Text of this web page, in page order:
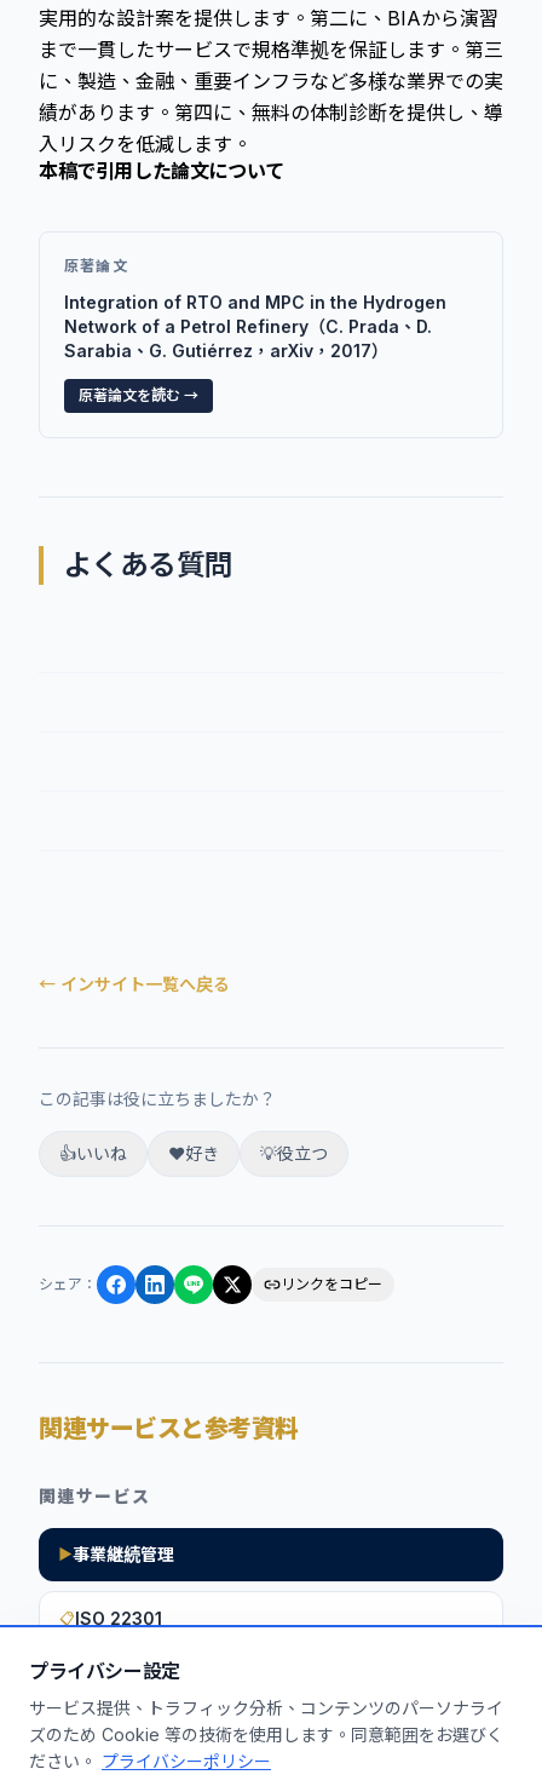
プライバシー設定
サービス提供、トラフィック分析、コンテンツのパーソナライ
ズのため Cookie 等の技術を使用します。同意範囲をお選びく
ださい。 プライバシーポリシー
実用的な設計案を提供します。第二に、BIAから演習
まで一貫したサービスで規格準拠を保証します。第三
に、製造、金融、重要インフラなど多様な業界での実
績があります。第四に、無料の体制診断を提供し、導
入リスクを低減します。
本稿で引用した論文について
原著論文
Integration of RTO and MPC in the Hydrogen
Network of a Petrol Refinery（C. Prada、D.
Sarabia、G. Gutiérrez，arXiv，2017）
原著論文を読む →
よくある質問
← インサイト一覧へ戻る
この記事は役に立ちましたか？
👍いいね ❤️好き 💡役立つ
シェア ： リンクをコピー
関連サービスと参考資料
関連サービス
▶事業継続管理
📋ISO 22301
このインサイトを貴社に活用しません
か？